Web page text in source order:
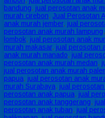
bandung, jual perosotan anak
murah cirebon, Jual Perosotan
anak murah jember, jual
perosotan anak murah lampung,
lombok, jual perosotan anak
murah makasar, jual perosotan
anak murah manado, jual
perosotan anak murah medan,
jual perosotan anak murah
papua, jual perosotan anak
murah Surabaya, jual
perosotan anak papua, jual
perosotan anak tanggerang,
perosotan anak tuban, jual